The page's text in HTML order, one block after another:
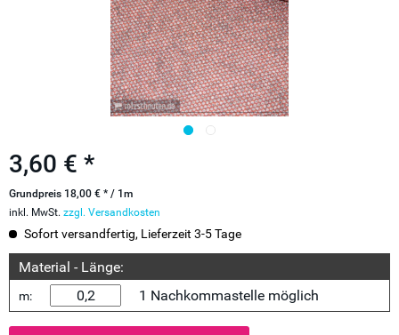
3,60 € *
Grundpreis 18,00 € * / 1m
inkl. MwSt. zzgl. Versandkosten
Sofort versandfertig, Lieferzeit 3-5 Tage
Material - Länge:
m: 1 Nachkommastelle möglich